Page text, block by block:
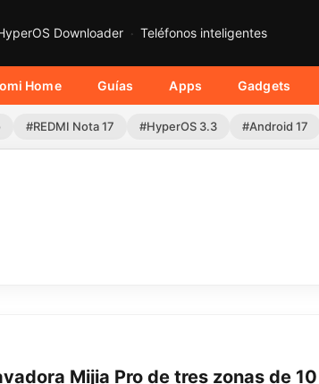
Downloader Teléfonos inteligentes
Home Guías Apps Gadgets
#REDMI Nota 17 #HyperOS 3.3 #Android 17
Mijia Pro de tres zonas de 10